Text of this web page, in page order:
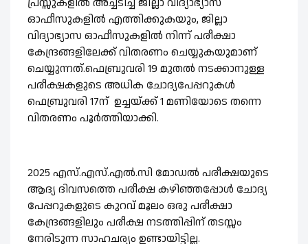
ഓഫീസുകളിൽ എത്തിക്കുകയും, ജില്ലാ
വിദ്യാഭ്യാസ ഓഫീസുകളിൽ നിന്ന് പരീക്ഷാ
കേന്ദ്രങ്ങളിലേക്ക് വിതരണം ചെയ്യുകയുമാണ്
ചെയ്യുന്നത്.ഫെബ്രുവരി 19 മുതൽ നടക്കാനുള്ള
പരീക്ഷകളുടെ അധിക ചോദ്യപേപ്പറുകൾ
ഫെബ്രുവരി 17ന് ഉച്ചയ്ക്ക് 1 മണിയോടെ തന്നെ
വിതരണം പൂർത്തിയാക്കി.
2025 എസ്.എസ്.എൽ.സി മോഡൽ പരീക്ഷയുടെ
ആദ്യ ദിവസത്തെ പരീക്ഷ കഴിഞ്ഞപ്പോൾ ചോദ്യ
പേപ്പറുകളുടെ കുറവ് മൂലം ഒരു പരീക്ഷാ
കേന്ദ്രങ്ങളിലും പരീക്ഷ നടത്തിപ്പിന് തടസ്സം
നേരിടുന്ന സാഹചര്യം ഉണ്ടായിട്ടില്ല.